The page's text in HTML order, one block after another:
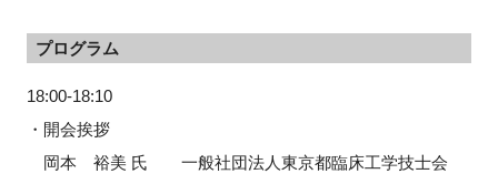
閉じる
プログラム
18:00-18:10
・開会挨拶
岡本 裕美 氏 一般社団法人東京都臨床工学技士会